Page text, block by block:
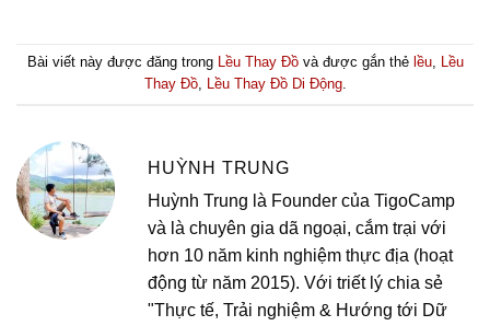
Bài viết này được đăng trong Lều Thay Đồvà được gắn thẻ lều, Lều
Thay Đồ, Lều Thay Đồ Di Động.
HUỲNH TRUNG
Huỳnh Trung là Founder của TigoCamp
và là chuyên gia dã ngoại, cắm trại với
hơn 10 năm kinh nghiệm thực địa (hoạt
động từ năm 2015). Với triết lý chia sẻ
"Thực tế, Trải nghiệm & Hướng tới Dữ